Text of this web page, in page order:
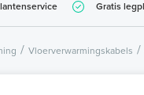
Gratis
Vloerverwarmingskabels